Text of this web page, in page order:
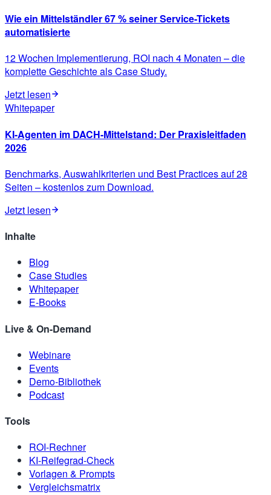
Wie ein Mittelständler 67 % seiner Service-Tickets
automatisierte
12 Wochen Implementierung, ROI nach 4 Monaten – die
komplette Geschichte als Case Study.
Jetzt lesen
Whitepaper
KI-Agenten im DACH-Mittelstand: Der Praxisleitfaden
2026
Benchmarks, Auswahlkriterien und Best Practices auf 28
Seiten – kostenlos zum Download.
Jetzt lesen
Inhalte
Blog
Case Studies
Whitepaper
E-Books
Live & On-Demand
Webinare
Events
Demo-Bibliothek
Podcast
Tools
ROI-Rechner
KI-Reifegrad-Check
Vorlagen & Prompts
Vergleichsmatrix